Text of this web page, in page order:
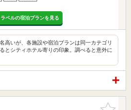
ベルの宿泊プランを見る
高いが、各施設や宿泊プランは同一カテゴリ
とシティホテル寄りの印象。調べると意外に
お気に入